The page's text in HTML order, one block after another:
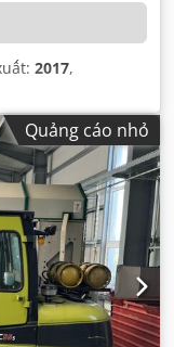
2017,
Quảng cáo nhỏ